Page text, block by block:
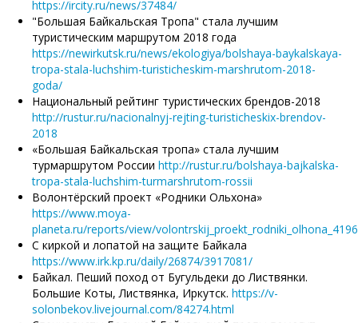
https://ircity.ru/news/37484/
"Большая Байкальская Тропа" стала лучшим
туристическим маршрутом 2018 года
https://newirkutsk.ru/news/ekologiya/bolshaya-baykalskaya-
tropa-stala-luchshim-turisticheskim-marshrutom-2018-
goda/
Национальный рейтинг туристических брендов-2018
http://rustur.ru/nacionalnyj-rejting-turisticheskix-brendov-
2018
«Большая Байкальская тропа» стала лучшим
турмаршрутом России http://rustur.ru/bolshaya-bajkalska-
tropa-stala-luchshim-turmarshrutom-rossii
Волонтёрский проект «Родники Ольхона»
https://www.moya-
planeta.ru/reports/view/
С киркой и лопатой на защите Байкала
https://www.irk.kp.ru/daily/26874/3917081/
Байкал. Пеший поход от Бугульдеки до Листвянки.
Большие Коты, Листвянка, Иркутск. https://v-
solonbekov.livejournal.com/84274.html